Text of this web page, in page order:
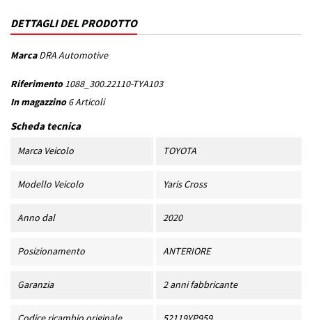
DETTAGLI DEL PRODOTTO
Marca DRA Automotive
Riferimento 1088_300.22110-TYA103
In magazzino 6 Articoli
Scheda tecnica
Marca Veicolo TOYOTA
Modello Veicolo Yaris Cross
Anno dal 2020
Posizionamento ANTERIORE
Garanzia 2 anni fabbricante